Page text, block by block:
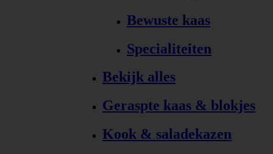
Bewuste kaas
Specialiteiten
Bekijk alles
Geraspte kaas & blokjes
Kook & saladekazen